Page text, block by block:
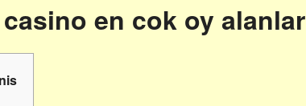
en cok oy alanlar